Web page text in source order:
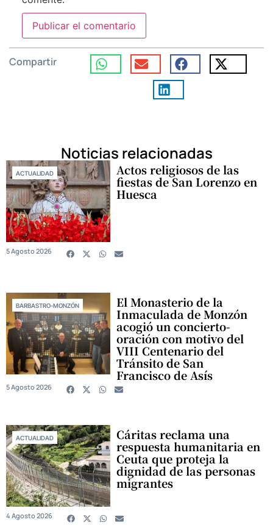
Compartir
Noticias relacionadas
ACTUALIDAD Actos religiosos de las
fiestas de San Lorenzo en
Huesca
5 Agosto 2026
BARBASTRO-MONZÓN El Monasterio de la
Inmaculada de Monzón
acogió un concierto-
oración con motivo del
VIII Centenario del
Tránsito de San
Francisco de Asís
5 Agosto 2026
ACTUALIDAD Cáritas reclama una
respuesta humanitaria en
Ceuta que proteja la
dignidad de las personas
migrantes
4 Agosto 2026